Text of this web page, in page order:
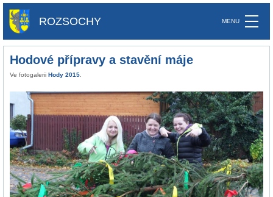
ROZSOCHY
Hodové přípravy a stavění máje
Ve fotogalerii Hody 2015